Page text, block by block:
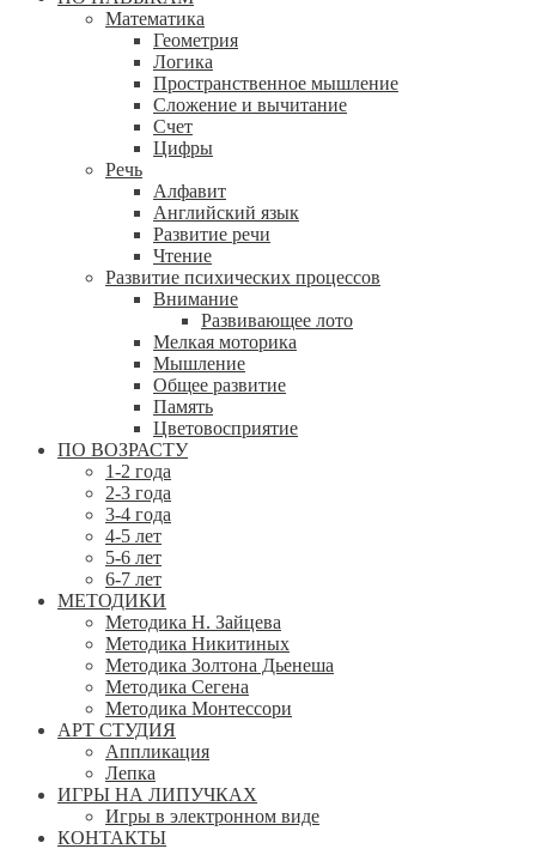
Математика
Геометрия
Логика
Пространственное мышление
Сложение и вычитание
Счет
Цифры
Речь
Алфавит
Английский язык
Развитие речи
Чтение
Развитие психических процессов
Внимание
Развивающее лото
Мелкая моторика
Мышление
Общее развитие
Память
Цветовосприятие
ПО ВОЗРАСТУ
1-2 года
2-3 года
3-4 года
4-5 лет
5-6 лет
6-7 лет
МЕТОДИКИ
Методика Н. Зайцева
Методика Никитиных
Методика Золтона Дьенеша
Методика Сегена
Методика Монтессори
АРТ СТУДИЯ
Аппликация
Лепка
ИГРЫ НА ЛИПУЧКАХ
Игры в электронном виде
КОНТАКТЫ